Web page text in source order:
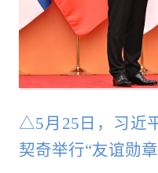
△5月25日，习近
契奇举行“友谊勋章